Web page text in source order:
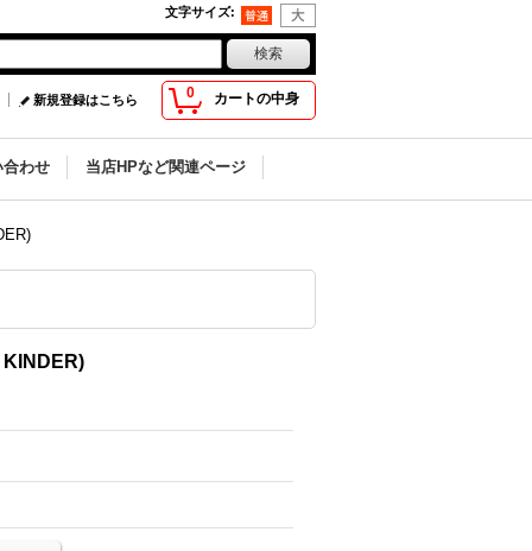
文字サイズ:
0 カートの中身
新規登録はこちら
合わせ 当店HPなど関連ページ
KINDER)